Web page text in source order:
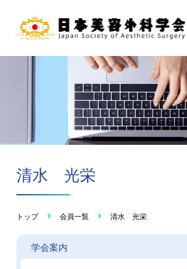
清水 光栄
トップ 会員一覧 清水 光栄
学会案内